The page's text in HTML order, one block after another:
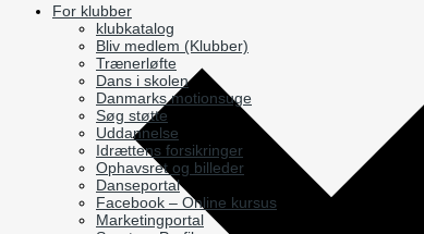
For klubber
klubkatalog
Bliv medlem (Klubber)
Trænerløfte
Dans i skolen
Danmarks motionsuge
Søg støtte
Uddannelse
Idrættens forsikringer
Ophavsret og billeder
Danseportal
Facebook – Online kursus
Marketingportal